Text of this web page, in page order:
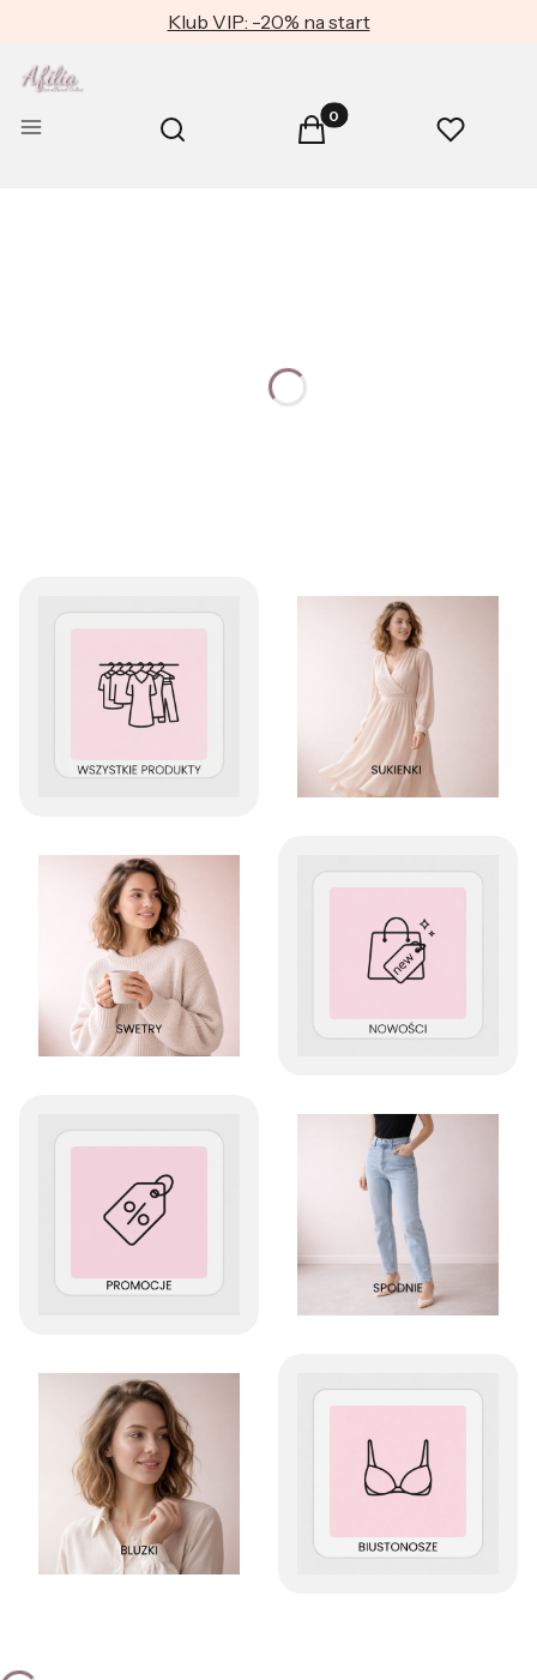
Klub VIP: -20% na start
Menu Otwórz wyszukiwarkę
Szukaj Produkty w koszyku: 0.
Koszyk Ulubione